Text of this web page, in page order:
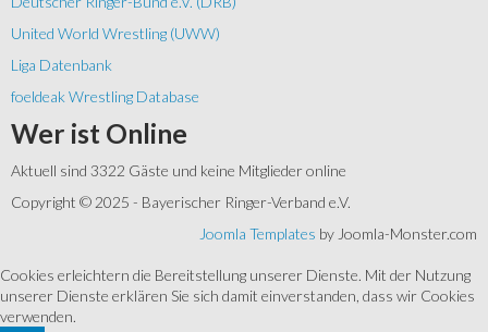
United World Wrestling (UWW)
Liga Datenbank
foeldeak Wrestling Database
Wer ist Online
Aktuell sind 3322 Gäste und keine Mitglieder online
Copyright © 2025 - Bayerischer Ringer-Verband e.V.
Joomla Templates by Joomla-Monster.com
Cookies erleichtern die Bereitstellung unserer Dienste. Mit der Nutzung
unserer Dienste erklären Sie sich damit einverstanden, dass wir Cookies
verwenden.